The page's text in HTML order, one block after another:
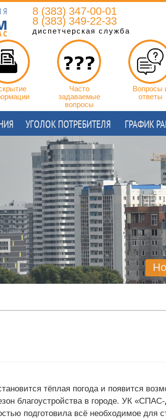
8 (383) 347-00-01
8 (383) 349-22-33
диспетчерская служба
Часто
задаваемые
вопросы
Вопросы
ответы
УГОЛОК ПОТРЕБИТЕЛЯ ГРАФИК
тёплая погода и появится
благоустройства в городе. УК
подготовила всё необходимое для